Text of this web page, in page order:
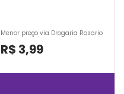
Menor preço via Drogaria Rosario
R$ 3,99